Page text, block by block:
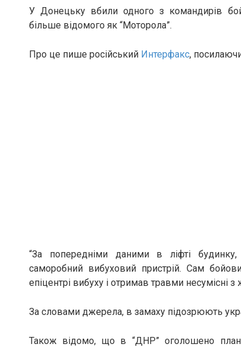
У Донецьку вбили одного з командирів
більше відомого як “Моторола”.
Про це пише російський Интерфакс,
“За попередніми даними в ліфті
саморобний вибуховий пристрій. Сам
епіцентрі вибуху і отримав травми несумісні
За словами джерела, в замаху підозрюють
Також відомо, що в “ДНР” оголошено